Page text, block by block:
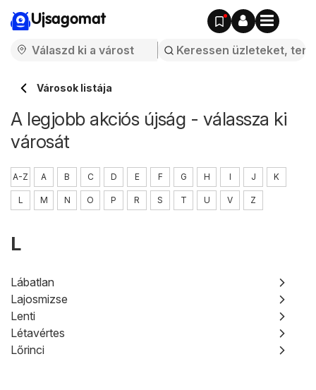
Ujsagomat
Városok listája
A legjobb akciós újság - válassza ki
városát
A-Z A B C D E F G H I J K
L M N O P R S T U V Z
L
Lábatlan
Lajosmizse
Lenti
Létavértes
Lőrinci